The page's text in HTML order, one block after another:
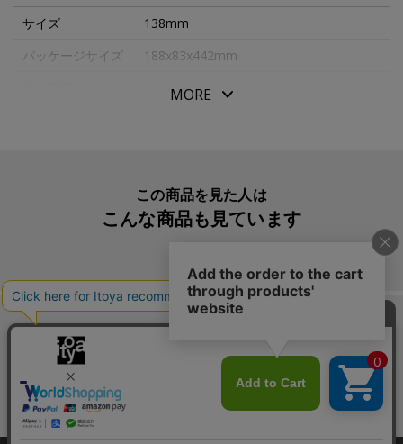
スプリング内蔵式のクリップを使用しているため、挟むも
のを傷めません。
サイズ
138mm
パッケージサイズ
188x83x442mm
41.0g
１本
4769-782
MORE
この商品を見た人は
こんな商品も見ています
こんな商品も買っています